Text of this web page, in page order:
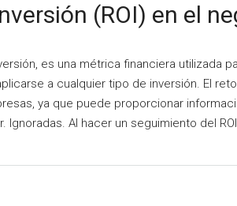
(ROI) en el
es una métrica financiera utilizada
a cualquier tipo de inversión. El
ya que puede proporcionar
Ignoradas. Al hacer un seguimiento del